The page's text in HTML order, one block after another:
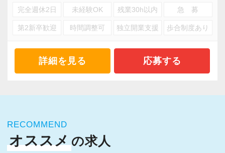
局はいません。未経験者も多いためキャリアや
実力の差を感じることもなく安心して働ける環
選考の流れとしてはまずは書類選考を行い追っ
部分も全て開示させていただき、それをもって
皆様に弊社を判断いただくスタイルをとってい
テム開発まで挑んでいます。
給与を含め、会計事務所の待遇は一般的にとて
も酷いものが多いと感じています。
さらに昇給ペースも非常に遅く、1年間に1万円
・全員真面目に仕事に取り組んでいます
http://tax.excelike.co.jp/
・成長著しい会計事務所(年間300社の新規契約
き合いはなし。
・短時間で集中して定時でパッと帰る事を推奨
※応募には会計求人プラスにご登録が必要で
完全週休2日 未経験OK 残業30h以内 急 募
第2新卒歓迎 時間調整可 独立開業支援 歩合制度あり
詳細を見る 応募する
RECOMMEND
オススメの求人